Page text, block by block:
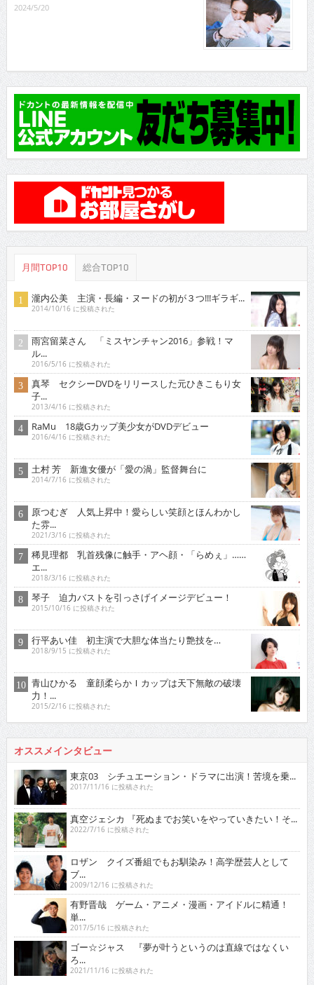
2024/5/20
月間TOP10 総合TOP10
瀧内公美 主演・長編・ヌードの初が３つ!!!ギラギ...
2014/10/16 に投稿された
雨宮留菜さん 「ミスヤンチャン2016」参戦！マ
ル...
2016/5/16 に投稿された
真琴 セクシーDVDをリリースした元ひきこもり女
子...
2013/4/16 に投稿された
RaMu 18歳Gカップ美少女がDVDデビュー
2016/4/16 に投稿された
土村 芳 新進女優が「愛の渦」監督舞台に
2014/7/16 に投稿された
原つむぎ 人気上昇中！愛らしい笑顔とほんわかし
た雰...
2021/3/16 に投稿された
稀見理都 乳首残像に触手・アヘ顔・「らめぇ」……
エ...
2018/3/16 に投稿された
琴子 迫力バストを引っさげイメージデビュー！
2015/10/16 に投稿された
行平あい佳 初主演で大胆な体当たり艶技を…
2018/9/15 に投稿された
青山ひかる 童顔柔らかＩカップは天下無敵の破壊
力！...
2015/2/16 に投稿された
オススメインタビュー
東京03 シチュエーション・ドラマに出演！苦境を乗...
2017/11/16 に投稿された
真空ジェシカ 『死ぬまでお笑いをやっていきたい！そ...
2022/7/16 に投稿された
ロザン クイズ番組でもお馴染み！高学歴芸人として
ブ...
2009/12/16 に投稿された
有野晋哉 ゲーム・アニメ・漫画・アイドルに精通！
単...
2017/5/16 に投稿された
ゴー☆ジャス 『夢が叶うというのは直線ではなくい
ろ...
2021/11/16 に投稿された